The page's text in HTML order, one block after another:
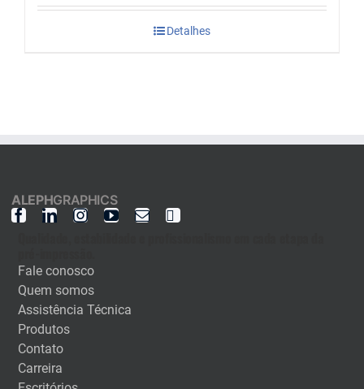
Detalhes
ALEPHGRAPHICS
Fale conosco
Quem somos
Assistência Técnica
Produtos
Contato
Carreira